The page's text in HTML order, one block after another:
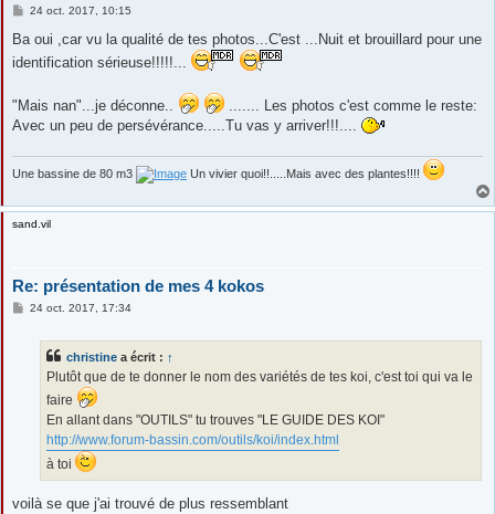
M
s
a
24 oct. 2017, 10:15
Ba oui ,car vu la qualité de tes photos...C'est ...Nuit et brouillard pour une
identification sérieuse!!!!!...
"Mais nan"...je déconne..
....... Les photos c'est comme le reste:
Avec un peu de persévérance.....Tu vas y arriver!!!....
Une bassine de 80 m3 Un vivier quoi!!.....Mais avec des plantes!!!!
sand.vil
Re: présentation de mes 4 kokos
M24 oct. 2017, 17:34
christine a écrit : ↑
Plutôt que de te donner le nom des variétés de tes koi, c'est toi qui va le
faire
En allant dans "OUTILS" tu trouves "LE GUIDE DES KOI"
http://www.forum-bassin.com/outils/koi/index.html
à toi
voilà se que j'ai trouvé de plus ressemblant